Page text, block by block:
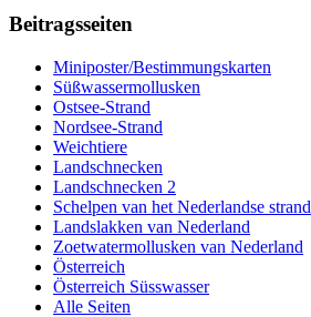
Beitragsseiten
Miniposter/Bestimmungskarten
Süßwassermollusken
Ostsee-Strand
Nordsee-Strand
Weichtiere
Landschnecken
Landschnecken 2
Schelpen van het Nederlandse strand
Landslakken van Nederland
Zoetwatermollusken van Nederland
Österreich
Österreich Süsswasser
Alle Seiten